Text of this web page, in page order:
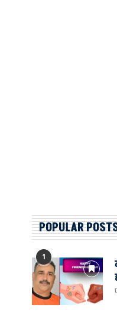
POPULAR
1